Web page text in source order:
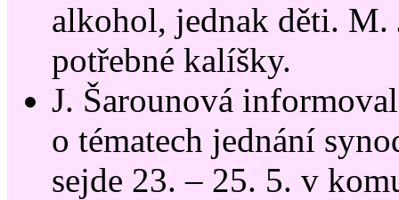
alkohol, jednak děti. M.
potřebné kalíšky.
J. Šarounová
o tématech jednání
sejde 23. – 25. 5. v